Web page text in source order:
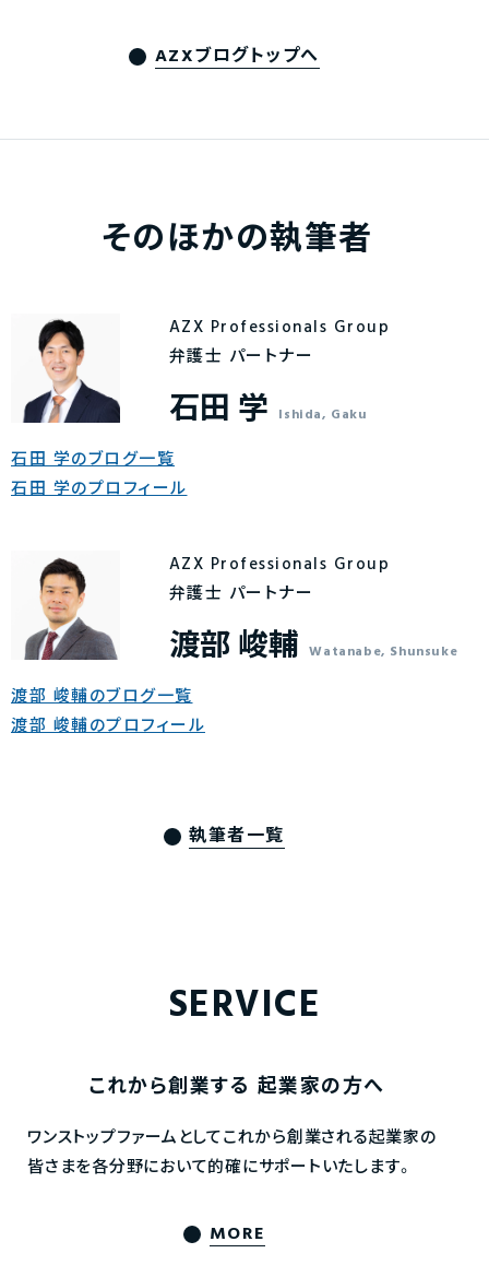
AZXブログトップへ
そのほかの執筆者
AZX Professionals Group
弁護士 パートナー
石田 学 Ishida, Gaku
石田 学のブログ一覧
石田 学のプロフィール
AZX Professionals Group
弁護士 パートナー
渡部 峻輔 Watanabe, Shunsuke
渡部 峻輔のブログ一覧
渡部 峻輔のプロフィール
執筆者一覧
SERVICE
これから創業する 起業家の方へ
ワンストップファームとしてこれから創業される起業家の
皆さまを各分野において的確にサポートいたします。
MORE